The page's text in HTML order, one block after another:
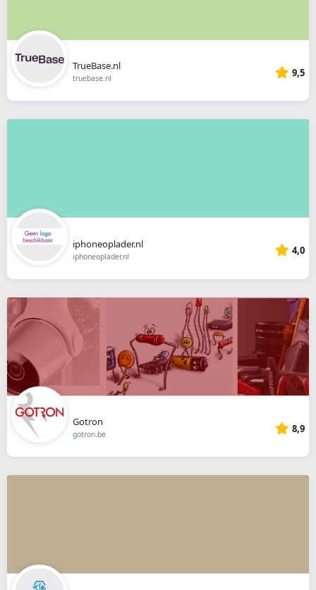
TrueBase.nl
truebase.nl 9,5
iphoneoplader.nl
iphoneoplader.nl 4,0
Gotron
gotron.be 8,9